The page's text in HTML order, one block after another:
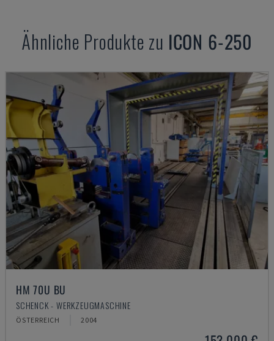
Ähnliche Produkte zu ICON 6-250
HM 70U BU
SCHENCK - WERKZEUGMASCHINE
ÖSTERREICH 2004